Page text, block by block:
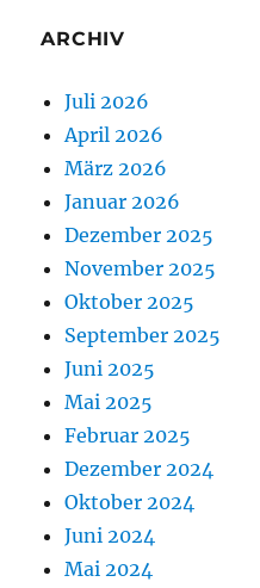
ARCHIV
Juli 2026
April 2026
März 2026
Januar 2026
Dezember 2025
November 2025
Oktober 2025
September 2025
Juni 2025
Mai 2025
Februar 2025
Dezember 2024
Oktober 2024
Juni 2024
Mai 2024